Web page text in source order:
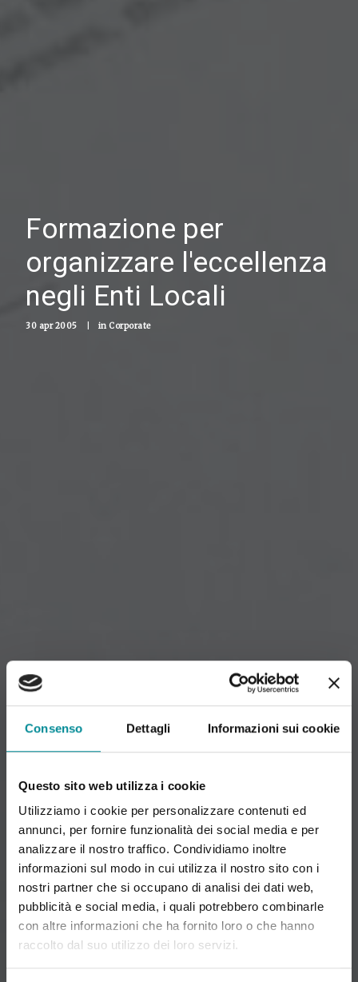
Consenso Dettagli Informazioni sui cookie
Questo sito web utilizza i cookie
Utilizziamo i cookie per personalizzare contenuti ed
annunci, per fornire funzionalità dei social media e per
analizzare il nostro traffico. Condividiamo inoltre
informazioni sul modo in cui utilizza il nostro sito con i
nostri partner che si occupano di analisi dei dati web,
pubblicità e social media, i quali potrebbero combinarle
con altre informazioni che ha fornito loro o che hanno
raccolto dal suo utilizzo dei loro servizi.
Formazione per
organizzare l'eccellenza
negli Enti Locali
30 apr 2005 in Corporate